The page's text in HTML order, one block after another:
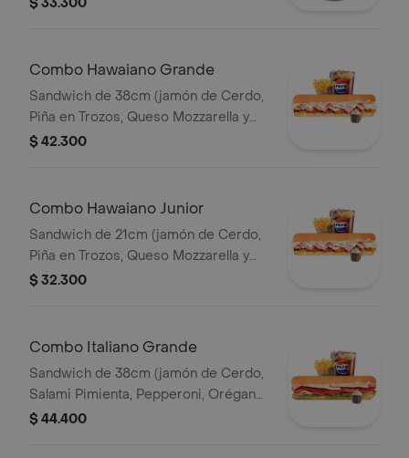
Combo Hawaiano Grande
Sandwich de 38cm (jamón de Cerdo,
Piña en Trozos, Queso Mozzarella y
Mayonesa) Papa Francesa 140gr
$ 42.300
Combo Hawaiano Junior
Sandwich de 21cm (jamón de Cerdo,
Piña en Trozos, Queso Mozzarella y
Mayonesa) Papa Francesa 140gr
$ 32.300
Combo Italiano Grande
Sandwich de 38cm (jamón de Cerdo,
Salami Pimienta, Pepperoni, Orégano,
Queso Parmesano, Queso Mozzarella,
$ 44.400